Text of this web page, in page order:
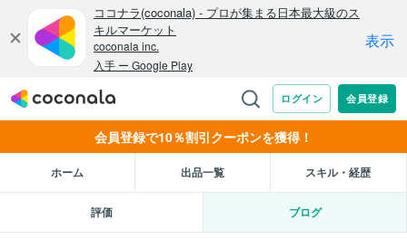
会員登録で10％割引クーポンを獲得！
ホーム 出品一覧 スキル・経歴
評価 ブログ